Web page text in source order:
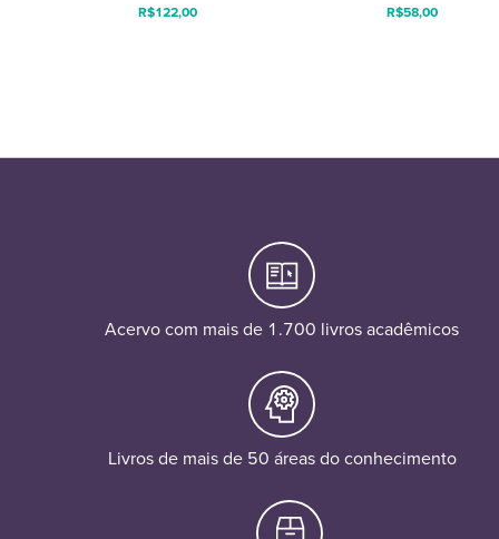
R$122,00 R$58,00
Acervo com mais de 1.700 livros acadêmicos
Livros de mais de 50 áreas do conhecimento